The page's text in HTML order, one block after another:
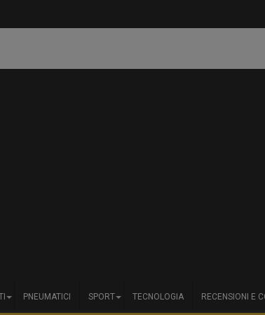
PNEUMATICI SPORT TECNOLOGIA RECENSIONI E